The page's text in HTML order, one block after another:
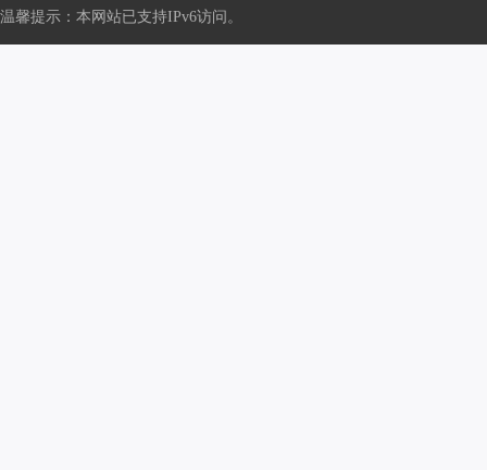
温馨提示：本网站已支持IPv6访问。